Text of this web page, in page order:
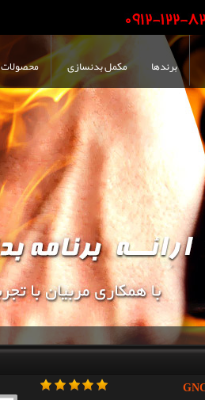
برندها مکمل بدنسازی محصولات